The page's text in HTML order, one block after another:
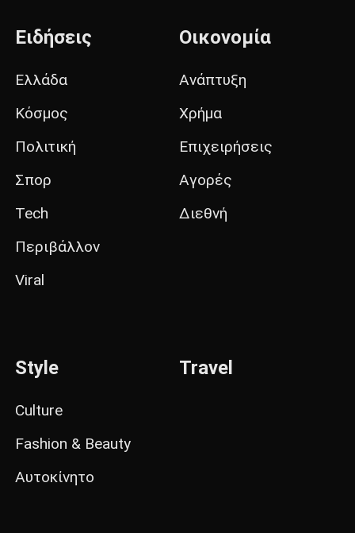
Ειδήσεις
Ελλάδα
Κόσμος
Πολιτική
Σπορ
Tech
Περιβάλλον
Viral
Οικονομία
Ανάπτυξη
Χρήμα
Επιχειρήσεις
Αγορές
Διεθνή
Style
Culture
Fashion & Beauty
Αυτοκίνητο
Travel